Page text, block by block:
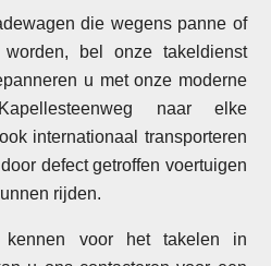
die wegens panne of
bel onze takeldienst
u met onze moderne
naar elke
internationaal transporteren
defect getroffen voertuigen
rijden.
voor het takelen in